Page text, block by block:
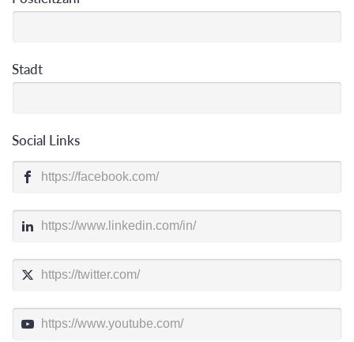
Stadt
Social Links